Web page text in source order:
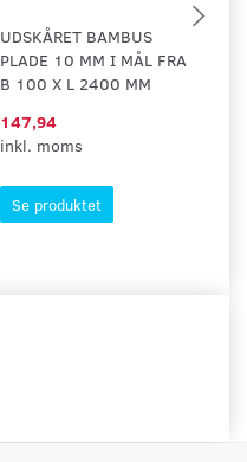
UDSKÅRET BAMBUS
PLADE 10 MM I MÅL FRA
B 100 X L 2400 MM
147,94
inkl. moms
Se produktet